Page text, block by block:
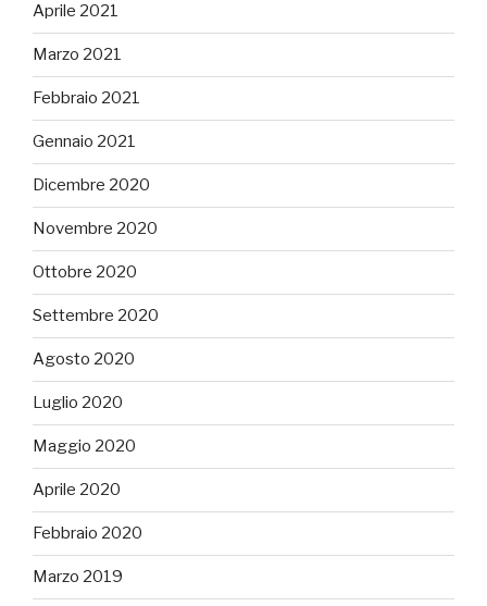
Aprile 2021
Marzo 2021
Febbraio 2021
Gennaio 2021
Dicembre 2020
Novembre 2020
Ottobre 2020
Settembre 2020
Agosto 2020
Luglio 2020
Maggio 2020
Aprile 2020
Febbraio 2020
Marzo 2019